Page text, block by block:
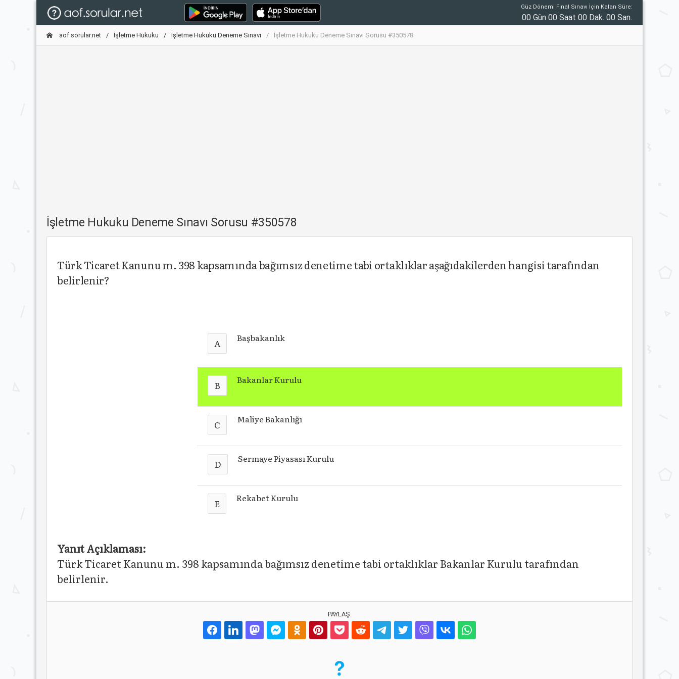
Güz Dönemi Final Sınavı İçin Kalan Süre:
00 Gün 00 Saat 00 Dak. 00 San.
aof.sorular.net İşletme Hukuku İşletme Hukuku Deneme Sınavı İşletme Hukuku Deneme Sınavı Sorusu #350578
İşletme Hukuku Deneme Sınavı Sorusu #350578
Türk Ticaret Kanunu m. 398 kapsamında bağımsız denetime tabi ortaklıklar aşağıdakilerden hangisi tarafından
belirlenir?
A Başbakanlık
B Bakanlar Kurulu
C Maliye Bakanlığı
D Sermaye Piyasası Kurulu
E Rekabet Kurulu
Yanıt Açıklaması:
Türk Ticaret Kanunu m. 398 kapsamında bağımsız denetime tabi ortaklıklar Bakanlar Kurulu tarafından
belirlenir.
PAYLAŞ: